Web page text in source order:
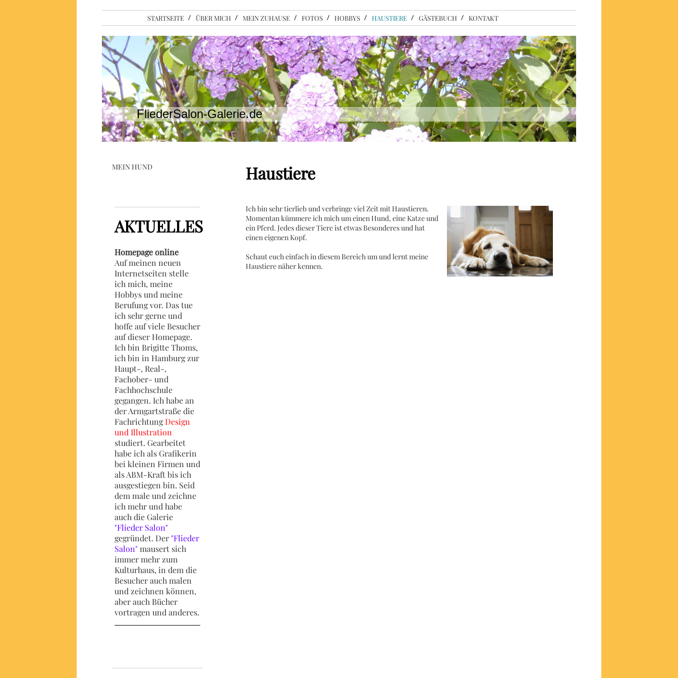
STARTSEITE ÜBER MICH MEIN ZUHAUSE FOTOS HOBBYS HAUSTIERE GÄSTEBUCH KONTAKT
FliederSalon-Galerie.de
MEIN HUND
AKTUELLES
Homepage online
Auf meinen neuen
Internetseiten stelle
ich mich, meine
Hobbys und meine
Berufung vor. Das tue
ich sehr gerne und
hoffe auf viele Besucher
auf dieser Homepage.
Ich bin Brigitte Thoms,
ich bin in Hamburg zur
Haupt-, Real-,
Fachober- und
Fachhochschule
gegangen. Ich habe an
der Armgartstraße die
FachrichtungDesign
und Illustration
studiert. Gearbeitet
habe ich als Grafikerin
bei kleinen Firmen und
als ABM-Kraft bis ich
ausgestiegen bin. Seid
dem male und zeichne
ich mehr und habe
auch die Galerie
"Flieder Salon"
gegründet. Der "Flieder
Salon" mausert sich
immer mehr zum
Kulturhaus, in dem die
Besucher auch malen
und zeichnen können,
aber auch Bücher
vortragen und anderes.
Haustiere
Ich bin sehr tierlieb und verbringe viel Zeit mit Haustieren.
Momentan kümmere ich mich um einen Hund, eine Katze und
ein Pferd. Jedes dieser Tiere ist etwas Besonderes und hat
einen eigenen Kopf.
Schaut euch einfach in diesem Bereich um und lernt meine
Haustiere näher kennen.